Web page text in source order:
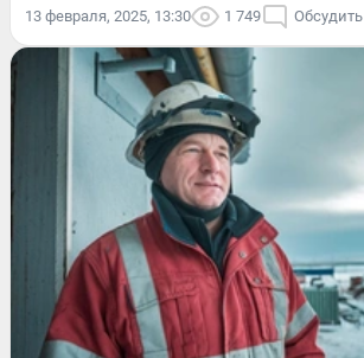
13 февраля, 2025, 13:30 1 749 Обсудить